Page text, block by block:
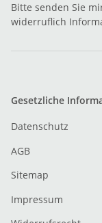
Bitte senden Sie
widerruflich
Gesetzliche
Datenschutz
AGB
Sitemap
Impressum